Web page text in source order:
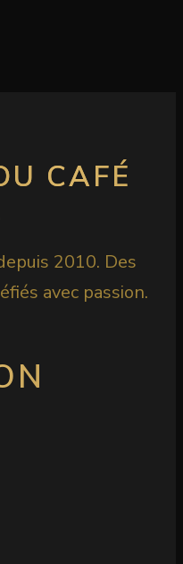
CAFÉ
2010. Des
avec passion.